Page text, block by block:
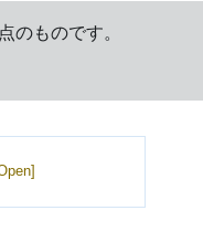
のものです。